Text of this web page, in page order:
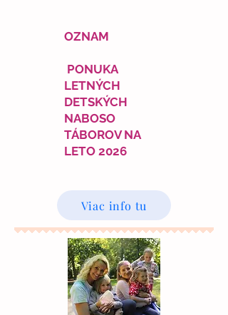
OZNAM
PONUKA
LETNÝCH
DETSKÝCH
NABOSO
TÁBOROV NA
LETO 2026
Viac info tu